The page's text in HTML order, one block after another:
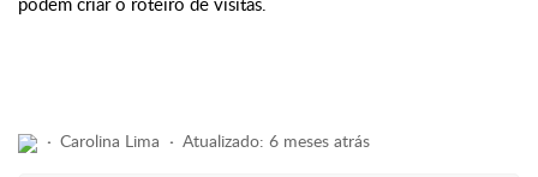
Carolina Lima Atualizado: 6 meses atrás